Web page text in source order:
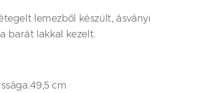
lemezből készült, ásványi
barát lakkal kezelt.
cm